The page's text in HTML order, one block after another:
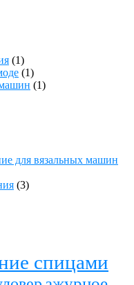
(1)
(1)
(1)
для вязальных машин
(3)
спицами